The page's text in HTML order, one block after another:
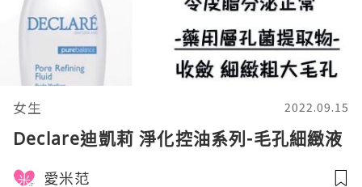
女生 2022.09.15
Declare迪凱莉 淨化控油系列-毛孔細緻液
愛米范